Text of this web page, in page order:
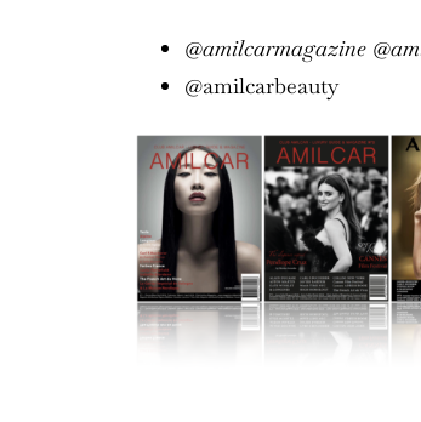
@amilcarmagazine
@amilcarbeauty